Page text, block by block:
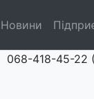
Новини
068-418-45-22